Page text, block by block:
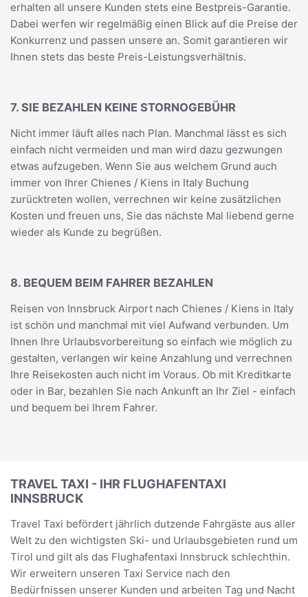
erhalten all unsere Kunden stets eine Bestpreis-Garantie.
Dabei werfen wir regelmäßig einen Blick auf die Preise der
Konkurrenz und passen unsere an. Somit garantieren wir
Ihnen stets das beste Preis-Leistungsverhältnis.
7. SIE BEZAHLEN KEINE STORNOGEBÜHR
Nicht immer läuft alles nach Plan. Manchmal lässt es sich
einfach nicht vermeiden und man wird dazu gezwungen
etwas aufzugeben. Wenn Sie aus welchem Grund auch
immer von Ihrer Chienes / Kiens in Italy Buchung
zurücktreten wollen, verrechnen wir keine zusätzlichen
Kosten und freuen uns, Sie das nächste Mal liebend gerne
wieder als Kunde zu begrüßen.
8. BEQUEM BEIM FAHRER BEZAHLEN
Reisen von Innsbruck Airport nach Chienes / Kiens in Italy
ist schön und manchmal mit viel Aufwand verbunden. Um
Ihnen Ihre Urlaubsvorbereitung so einfach wie möglich zu
gestalten, verlangen wir keine Anzahlung und verrechnen
Ihre Reisekosten auch nicht im Voraus. Ob mit Kreditkarte
oder in Bar, bezahlen Sie nach Ankunft an Ihr Ziel - einfach
und bequem bei Ihrem Fahrer.
TRAVEL TAXI - IHR FLUGHAFENTAXI
INNSBRUCK
Travel Taxi befördert jährlich dutzende Fahrgäste aus aller
Welt zu den wichtigsten Ski- und Urlaubsgebieten rund um
Tirol und gilt als das Flughafentaxi Innsbruck schlechthin.
Wir erweitern unseren Taxi Service nach den
Bedürfnissen unserer Kunden und arbeiten Tag und Nacht